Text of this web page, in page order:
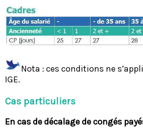
Nota : ces conditions ne
IGE.
Cas particuliers
En cas de décalage de congés